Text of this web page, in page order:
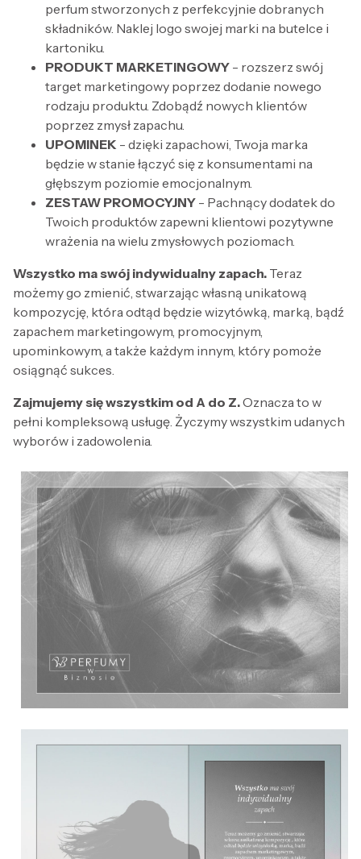
perfum stworzonych z perfekcyjnie dobranych
składników. Naklej logo swojej marki na butelce i
kartoniku.
PRODUKT MARKETINGOWY - rozszerz swój
target marketingowy poprzez dodanie nowego
rodzaju produktu. Zdobądź nowych klientów
poprzez zmysł zapachu.
UPOMINEK - dzięki zapachowi, Twoja marka
będzie w stanie łączyć się z konsumentami na
głębszym poziomie emocjonalnym.
ZESTAW PROMOCYJNY - Pachnący dodatek do
Twoich produktów zapewni klientowi pozytywne
wrażenia na wielu zmysłowych poziomach.
Wszystko ma swój indywidualny zapach. Teraz
możemy go zmienić, stwarzając własną unikatową
kompozycję, która odtąd będzie wizytówką, marką, bądź
zapachem marketingowym, promocyjnym,
upominkowym, a także każdym innym, który pomoże
osiągnąć sukces.
Zajmujemy się wszystkim od A do Z.Oznacza to w
pełni kompleksową usługę. Życzymy wszystkim udanych
wyborów i zadowolenia.